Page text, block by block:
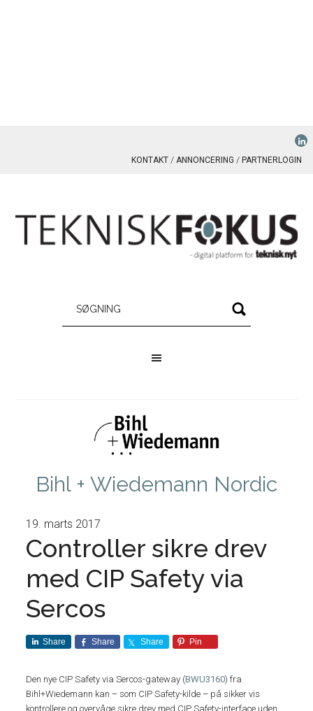
KONTAKT ANNONCERING PARTNERLOGIN
Bihl + Wiedemann Nordic
19. marts 2017
Controller sikre drev
med CIP Safety via
Sercos
Share Share Share Pin
Den nye CIP Safety via Sercos-gateway (BWU3160) fra
Bihl+Wiedemann kan – som CIP Safety-kilde – på sikker vis
kontrollere og overvåge sikre drev med CIP Safety-interface uden